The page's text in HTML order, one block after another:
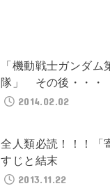
「機動戦士ガンダ
隊」 その後・・・
2014.02.02
全人類必読！！！
すじと結末
2013.11.22